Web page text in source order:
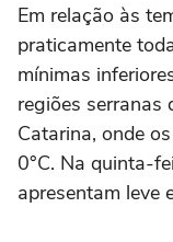
Em relação às
praticamente
mínimas
regiões serranas
Catarina, onde
0°C. Na quinta-
apresentam leve